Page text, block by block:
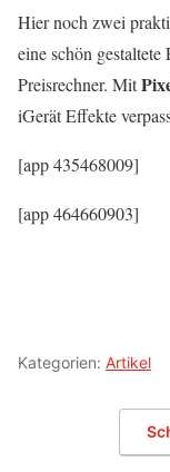
Hier noch zwei
eine schön
Preisrechner. Mit
iGerät Effekte
[app 435468009]
[app 464660903]
Kategorien: Artikel